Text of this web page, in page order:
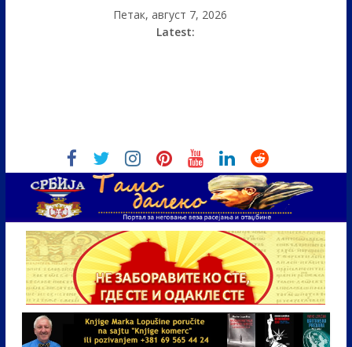
Петак, август 7, 2026
Latest: